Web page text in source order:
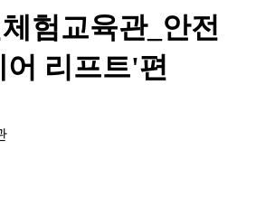
험교육관_안전
리프트'편